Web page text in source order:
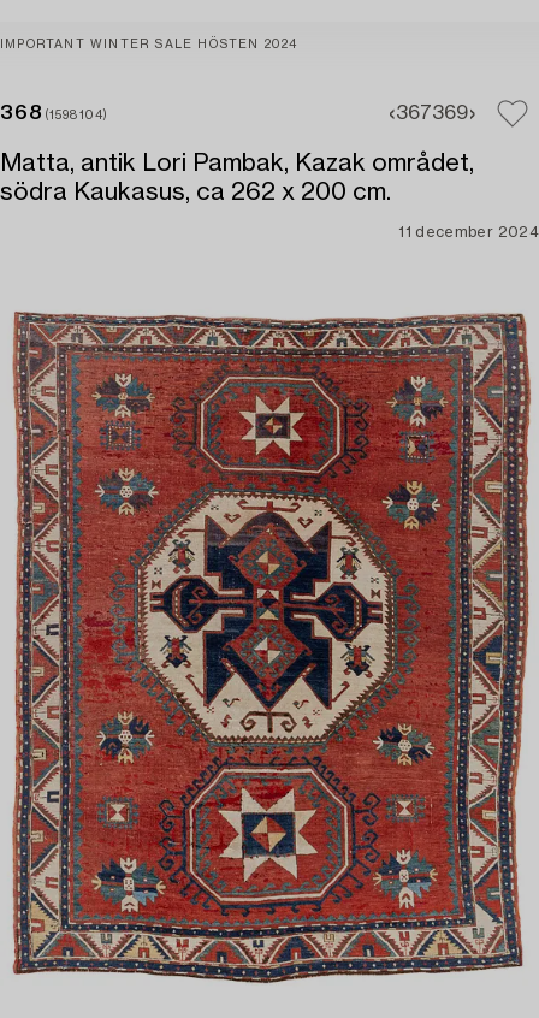
IMPORTANT WINTER SALE HÖSTEN 2024
368 (1598104) 367369
Matta, antik Lori Pambak, Kazak området,
södra Kaukasus, ca 262 x 200 cm.
11 december 2024